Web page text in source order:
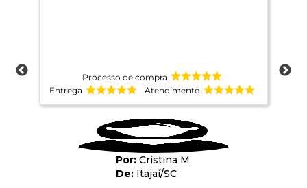
Processo de compra
Entrega
Atendimento
Cristina M.
Itajaí/SC